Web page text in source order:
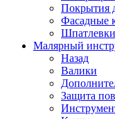
Покрытия
Фасадные
Малярный
Назад
Валики
Защита